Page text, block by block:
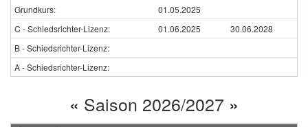
Grundkurs:
01.05.2025
C - Schiedsrichter-Lizenz:
01.06.2025
30.06.2028
B - Schiedsrichter-Lizenz:
A - Schiedsrichter-Lizenz:
« Saison 2026/2027 »